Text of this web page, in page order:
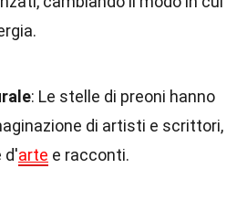
: Le stelle di preoni hanno
di artisti e scrittori,
d'arte e racconti.